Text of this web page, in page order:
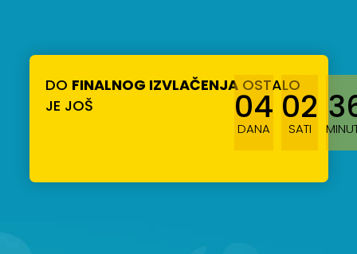
DO FINALNOG IZVLAČENJAOSTALO
JE JOŠ
04
DANA
02
SATI